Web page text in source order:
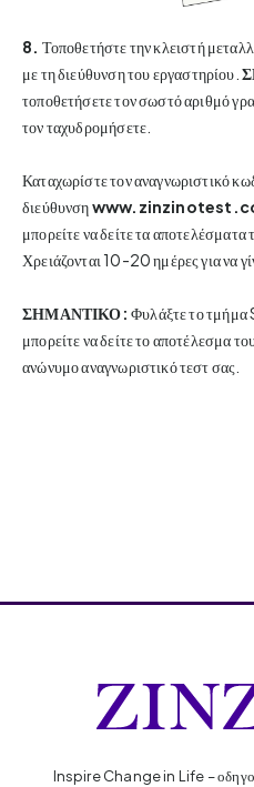
8. Τοποθετήστε την κλειστή
με τη διεύθυνση του εργαστηρίου.
τοποθετήσετε τον σωστό αριθμό
τον ταχυδρομήσετε.
Καταχωρίστε τον αναγνωριστικό
διεύθυνση
μπορείτε να δείτε τα αποτελέσματα
Χρειάζονται 10-20 ημέρες για να
ΣΗΜΑΝΤΙΚΟ: Φυλάξτε το
μπορείτε να δείτε το αποτέλεσμα
ανώνυμο αναγνωριστικό τεστ σας.
Inspire Change in Life –